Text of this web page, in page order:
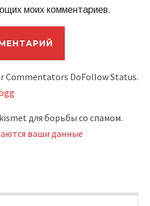
моих комментариев.
Commentators DoFollow Status.
для борьбы со спамом.
ваши данные